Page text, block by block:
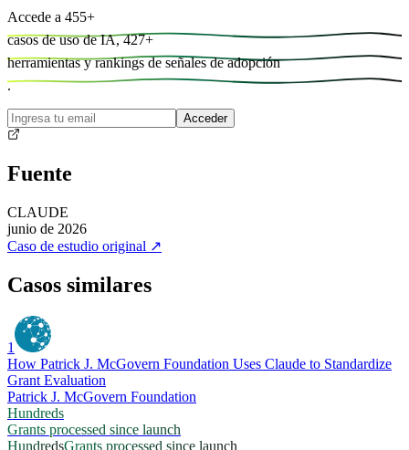
Accede a 455+
casos de uso de IA, 427+
herramientas y rankings de señales de adopción
.
Acceder
Fuente
CLAUDE
junio de 2026
Caso de estudio original ↗
Casos similares
1
How Patrick J. McGovern Foundation Uses Claude to Standardize
Grant Evaluation
Patrick J. McGovern Foundation
Hundreds
Grants processed since launch
HundredsGrants processed since launch